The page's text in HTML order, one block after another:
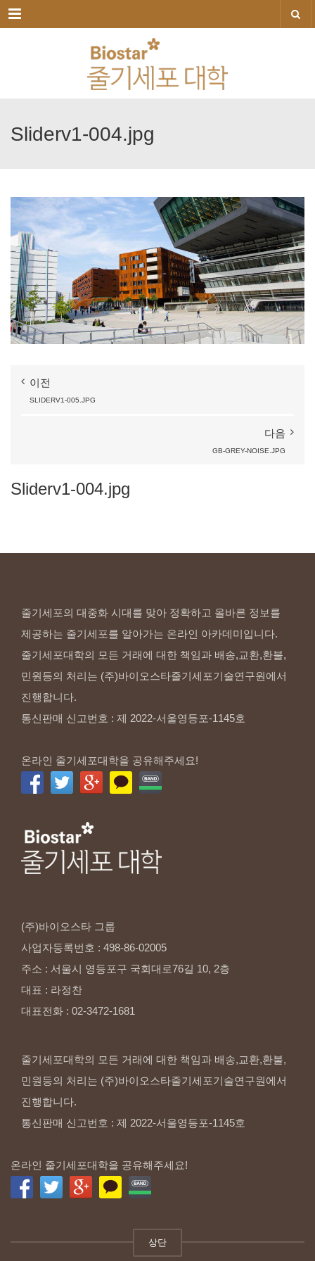
메뉴
Sliderv1-004.jpg
이전
SLIDERV1-005.JPG
다음
GB-GREY-NOISE.JPG
Sliderv1-004.jpg
줄기세포의 대중화 시대를 맞아 정확하고 올바른 정보를
제공하는 줄기세포를 알아가는 온라인 아카데미입니다.
줄기세포대학의 모든 거래에 대한 책임과 배송,교환,환불,
민원등의 처리는 (주)바이오스타줄기세포기술연구원에서
진행합니다.
통신판매 신고번호 : 제 2022-서울영등포-1145호
온라인 줄기세포대학을 공유해주세요!
(주)바이오스타 그룹
사업자등록번호 : 498-86-02005
주소 : 서울시 영등포구 국회대로76길 10, 2층
대표 : 라정찬
대표전화 : 02-3472-1681
줄기세포대학의 모든 거래에 대한 책임과 배송,교환,환불,
민원등의 처리는 (주)바이오스타줄기세포기술연구원에서
진행합니다.
통신판매 신고번호 : 제 2022-서울영등포-1145호
온라인 줄기세포대학을 공유해주세요!
상단